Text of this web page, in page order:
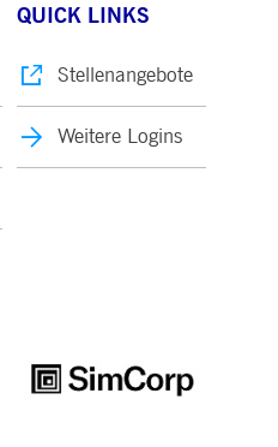
QUICK LINKS
Stellenangebote
Weitere Logins